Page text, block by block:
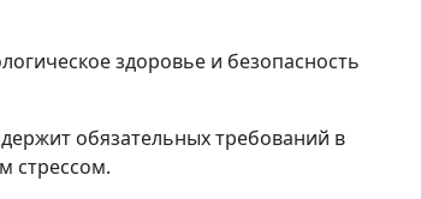
здоровье и безопасность
обязательных требований в
стрессом.